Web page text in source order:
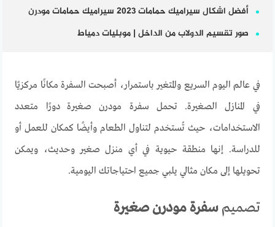
أفضل اشكال سيراميك حمامات 2023 سيراميك حمامات مودرن
صور تقسيم الدولاب من الداخل | موبليات دمياط
في عالم اليوم السريع والمتغير باستمرار، أصبحت السفرة مكانًا مركزيًا
في المنازل الصغيرة. تحمل سفرة مودرن صغيرة دورًا متعدد
الاستخدامات، حيث تُستخدم لتناول الطعام وأيضًا كمكان للعمل أو
للدراسة. إنها منطقة حيوية في أي منزل صغير وحديث، ويمكن
تحويلها إلى مكان مثالي يلبي جميع احتياجاتك اليومية.
تصميم سفرة مودرن صغيرة